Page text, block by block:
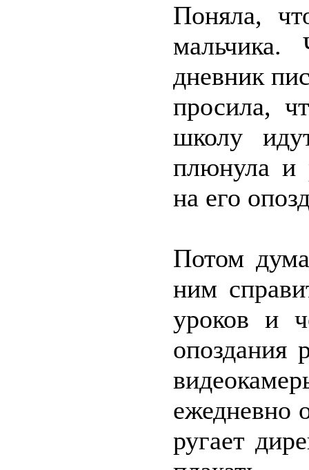
Поняла,
дневник
просила,
школу
плюнула и
на его
Потом
ним
уроков и
опоздания
ежедневно
ругает